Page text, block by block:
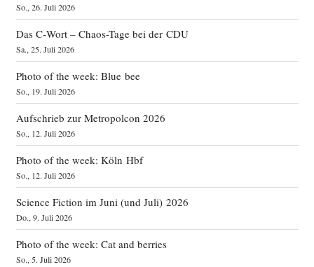
So., 26. Juli 2026
Das C‑Wort – Chaos-Tage bei der CDU
Sa., 25. Juli 2026
Photo of the week: Blue bee
So., 19. Juli 2026
Aufschrieb zur Metropolcon 2026
So., 12. Juli 2026
Photo of the week: Köln Hbf
So., 12. Juli 2026
Science Fiction im Juni (und Juli) 2026
Do., 9. Juli 2026
Photo of the week: Cat and berries
So., 5. Juli 2026